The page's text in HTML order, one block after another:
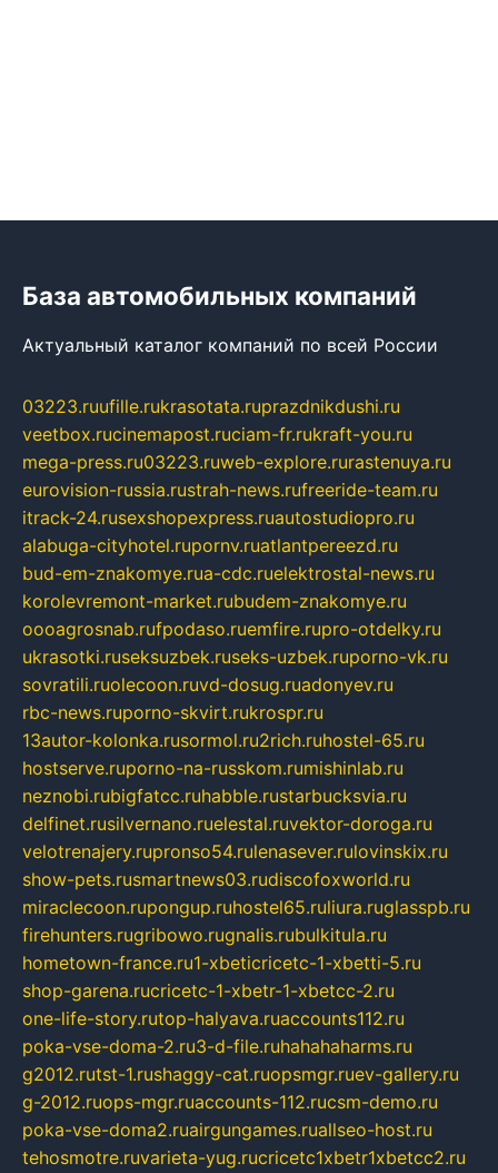
База автомобильных компаний
Актуальный каталог компаний по всей России
03223.ruufille.rukrasotata.ruprazdnikdushi.ru
veetbox.rucinemapost.ruciam-fr.rukraft-you.ru
mega-press.ru03223.ruweb-explore.rurastenuya.ru
eurovision-russia.rustrah-news.rufreeride-team.ru
itrack-24.rusexshopexpress.ruautostudiopro.ru
alabuga-cityhotel.rupornv.ruatlantpereezd.ru
bud-em-znakomye.rua-cdc.ruelektrostal-news.ru
korolevremont-market.rubudem-znakomye.ru
oooagrosnab.rufpodaso.ruemfire.rupro-otdelky.ru
ukrasotki.ruseksuzbek.ruseks-uzbek.ruporno-vk.ru
sovratili.ruolecoon.ruvd-dosug.ruadonyev.ru
rbc-news.ruporno-skvirt.rukrospr.ru
13autor-kolonka.rusormol.ru2rich.ruhostel-65.ru
hostserve.ruporno-na-russkom.rumishinlab.ru
neznobi.rubigfatcc.ruhabble.rustarbucksvia.ru
delfinet.rusilvernano.ruelestal.ruvektor-doroga.ru
velotrenajery.rupronso54.rulenasever.rulovinskix.ru
show-pets.rusmartnews03.rudiscofoxworld.ru
miraclecoon.rupongup.ruhostel65.ruliura.ruglasspb.ru
firehunters.rugribowo.rugnalis.rubulkitula.ru
hometown-france.ru1-xbeticricetc-1-xbetti-5.ru
shop-garena.rucricetc-1-xbetr-1-xbetcc-2.ru
one-life-story.rutop-halyava.ruaccounts112.ru
poka-vse-doma-2.ru3-d-file.ruhahahaharms.ru
g2012.rutst-1.rushaggy-cat.ruopsmgr.ruev-gallery.ru
g-2012.ruops-mgr.ruaccounts-112.rucsm-demo.ru
poka-vse-doma2.ruairgungames.ruallseo-host.ru
tehosmotre.ruvarieta-yug.rucricetc1xbetr1xbetcc2.ru